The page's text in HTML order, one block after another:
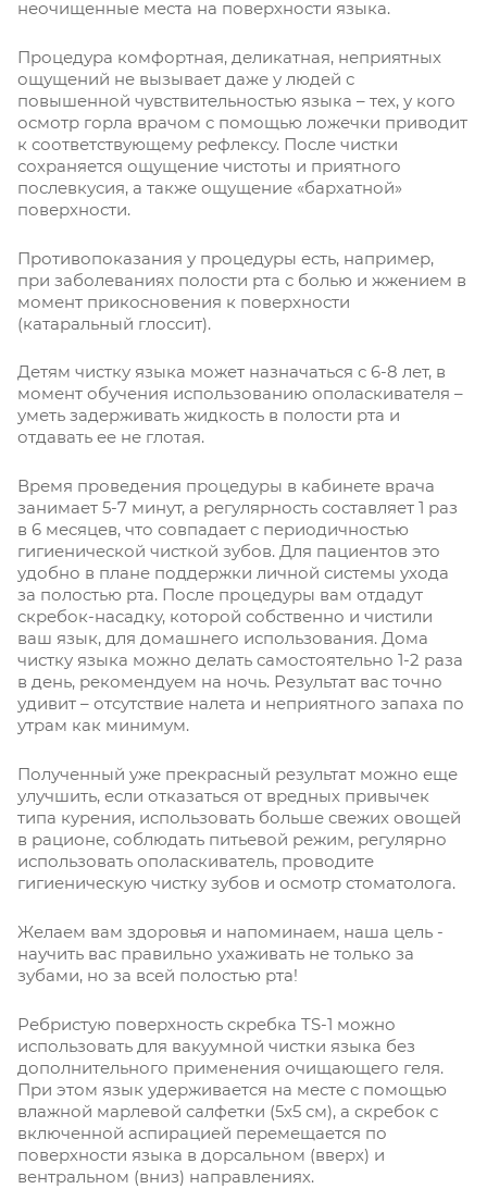
неочищенные места на поверхности языка.
Процедура комфортная, деликатная, неприятных
ощущений не вызывает даже у людей с
повышенной чувствительностью языка – тех, у кого
осмотр горла врачом с помощью ложечки приводит
к соответствующему рефлексу. После чистки
сохраняется ощущение чистоты и приятного
послевкусия, а также ощущение «бархатной»
поверхности.
Противопоказания у процедуры есть, например,
при заболеваниях полости рта с болью и жжением в
момент прикосновения к поверхности
(катаральный глоссит).
Детям чистку языка может назначаться с 6-8 лет, в
момент обучения использованию ополаскивателя –
уметь задерживать жидкость в полости рта и
отдавать ее не глотая.
Время проведения процедуры в кабинете врача
занимает 5-7 минут, а регулярность составляет 1 раз
в 6 месяцев, что совпадает с периодичностью
гигиенической чисткой зубов. Для пациентов это
удобно в плане поддержки личной системы ухода
за полостью рта. После процедуры вам отдадут
скребок-насадку, которой собственно и чистили
ваш язык, для домашнего использования. Дома
чистку языка можно делать самостоятельно 1-2 раза
в день, рекомендуем на ночь. Результат вас точно
удивит – отсутствие налета и неприятного запаха по
утрам как минимум.
Полученный уже прекрасный результат можно еще
улучшить, если отказаться от вредных привычек
типа курения, использовать больше свежих овощей
в рационе, соблюдать питьевой режим, регулярно
использовать ополаскиватель, проводите
гигиеническую чистку зубов и осмотр стоматолога.
Желаем вам здоровья и напоминаем, наша цель -
научить вас правильно ухаживать не только за
зубами, но за всей полостью рта!
Ребристую поверхность скребка TS-1 можно
использовать для вакуумной чистки языка без
дополнительного применения очищающего геля.
При этом язык удерживается на месте с помощью
влажной марлевой салфетки (5x5 см), а скребок с
включенной аспирацией перемещается по
поверхности языка в дорсальном (вверх) и
вентральном (вниз) направлениях.